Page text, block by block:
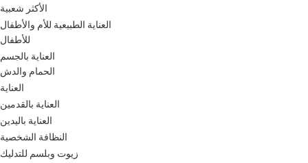
الأكثر شعبية
العناية الطبيعية للأم والأطفال
للأطفال
العناية بالجسم
الحمام والدش
العناية
العناية بالقدمين
العناية باليدين
النظافة الشخصية
زيوت وبلسم للتدليك